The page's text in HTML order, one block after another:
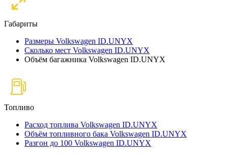
Габариты
Размеры Volkswagen ID.UNYX
Сколько мест Volkswagen ID.UNYX
Объём багажника Volkswagen ID.UNYX
Топливо
Расход топлива Volkswagen ID.UNYX
Объём топливного бака Volkswagen ID.UNYX
Разгон до 100 Volkswagen ID.UNYX